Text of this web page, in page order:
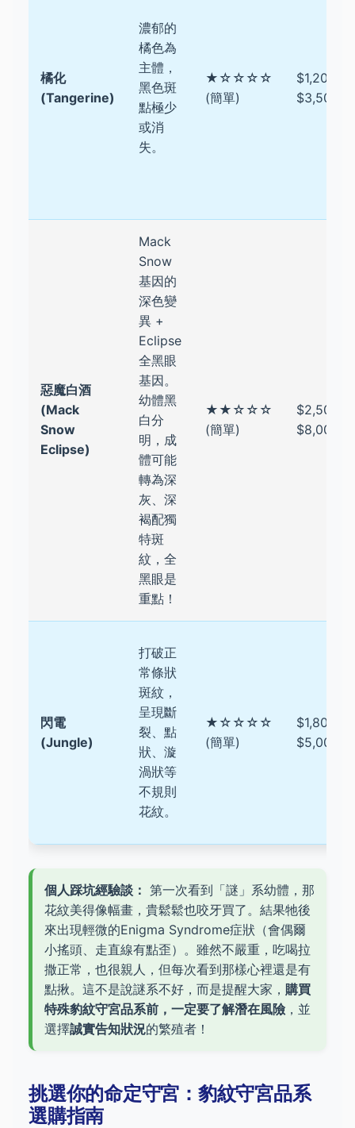
橘化
(Tangerine)
濃郁的
橘色為
主體，
黑色斑
點極少
或消
失。
★☆☆☆☆
(簡單)
$1,200 -
$3,500
惡魔白酒
(Mack
Snow
Eclipse)
Mack
Snow
基因的
深色變
異 +
Eclipse
全黑眼
基因。
幼體黑
白分
明，成
體可能
轉為深
灰、深
褐配獨
特斑
紋，全
黑眼是
重點！
★★☆☆☆
(簡單)
$2,500 -
$8,000
閃電
(Jungle)
打破正
常條狀
斑紋，
呈現斷
裂、點
狀、漩
渦狀等
不規則
花紋。
★☆☆☆☆
(簡單)
$1,800 -
$5,000
個人踩坑經驗談： 第一次看到「謎」系幼體，那
花紋美得像幅畫，貴鬆鬆也咬牙買了。結果牠後
來出現輕微的Enigma Syndrome症狀（會偶爾
小搖頭、走直線有點歪）。雖然不嚴重，吃喝拉
撒正常，也很親人，但每次看到那樣心裡還是有
點揪。這不是說謎系不好，而是提醒大家， 購買
特殊豹紋守宮品系前，一定要了解潛在風險 ，並
選擇誠實告知狀況的繁殖者！
挑選你的命定守宮：豹紋守宮品系
選購指南